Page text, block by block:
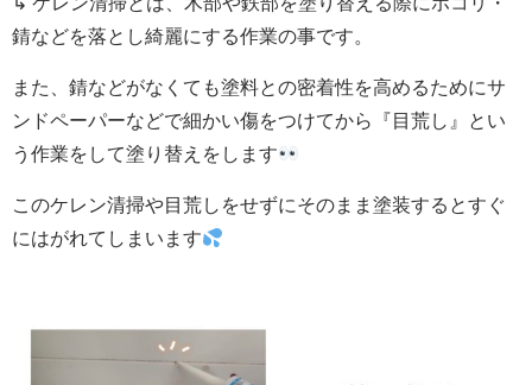
錆などを落とし綺麗にする作業の事です。
また、錆などがなくても塗料との密着性を高めるためにサ
ンドペーパーなどで細かい傷をつけてから『目荒し』とい
う作業をして塗り替えをします
このケレン清掃や目荒しをせずにそのまま塗装するとすぐ
にはがれてしまいます